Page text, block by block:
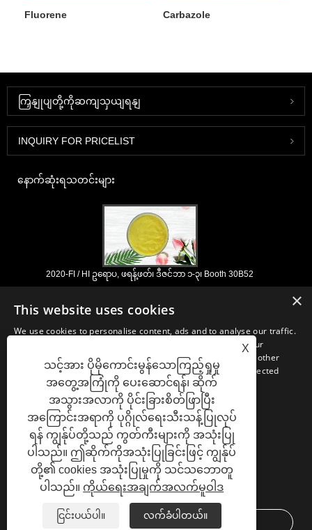
Fluorene Carbazole
ကြှနျုပျတို့ကိုဆကျသှယျရနျ
INQUIRY FOR PRICELIST
နောက်ဆုံးရသတင်းများ
2020-FI / HI ဥရောပ, ဖရန့်ဖတ်၊ ဒီဇင်ဘာ ၁-၃၊ Booth 30B52
ကျနော်တို့နှစ်ပေါင်းများစွာအတွေ့အကြုံနှင့်ငါတို့အလွန်ကောင်းစွာထူထောင်ရှိရာ
တရုတ်, ဂျပန်နှင့်ကိုရီးယားအခြေစိုက်အဓိက manufacturering အဆောက်အ ဦ
များမှ nutraceuticals, ဖြည့်စွက်ခြင်းနှင့်အလုပ်လုပ်အစားအစာ &
အဖျော်ယမကာစက်မှုလုပ်ငန်းများအတွက်မရှိမဖြစ်လိုအပ်သောပါဝင်ပစ္စည်းများ
နှင့်ထုတ်ကုန်ဖွံ့ဖြိုး, စျေးကွက်နှင့်ဖြန့်ဖြူး။ အရင်းအမြစ်ရှာဖွေခြင်းတွင်ကျွန်ုပ်
တို့၏ကျွမ်းကျင်မှုနှင့်ဂုဏ်သတင်းသည်ကမ္ဘာတစ်ဝှမ်းရှိကျွန်ုပ်
တို့၏လုပ်ဖော်ကိုင်ဖက်များကိုအကျိုးပြုသည်။
လင့်များ Sitemap RSS XML Privacy Policy
Copyright © 2021 H&Z Industry Co., Ltd. - Plant Extracts, Enzyme Preparation, Fine
X
သင့်အား ပိုမိုကောင်းမွန်သောကြည့်ရှုမှု
အတွေ့အကြုံကို ပေးဆောင်ရန်၊ ဆိုက်
အသွားအလာကို ပိုင်းခြားစိတ်ဖြာပြီး
အကြောင်းအရာကို ပုဂ္ဂိုလ်ရေးသီးသန့်ပြုလုပ်
ရန် ကျွန်ုပ်တို့သည် ကွတ်ကီးများကို အသုံးပြု
ပါသည်။ ဤဆိုက်ကိုအသုံးပြုခြင်းဖြင့် ကျွန်ုပ်
တို့၏ cookies အသုံးပြုမှုကို သင်သဘောတူ
ပါသည်။ ကိုယ်ရေးအချက်အလက်မူဝါဒ
ငြင်းပယ်ပါ။ လက်ခံပါတယ်။
×
This website uses cookies
We use cookies to personalise content, ads and to analyse our traffic.
We also share information about your use of our site with our
advertising and analytics partners who may combine it with other
information that you’ve provided to them or that they’ve collected
from your use of their services.
STRICTLY NECESSARY
PERFORMANCE
TARGETING FUNCTIONALITY
UNCLASSIFIED
SHOW DETAILS
ACCEPT ALL DECLINE ALL